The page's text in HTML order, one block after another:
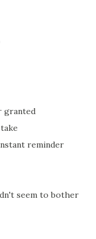
granted
reminder
seem to bother